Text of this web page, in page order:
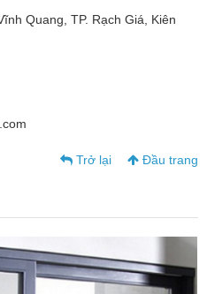
Quang, TP. Rạch Giá, Kiên
Trở lại Đầu trang